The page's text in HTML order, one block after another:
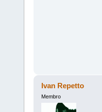
Ivan Repetto
Membro